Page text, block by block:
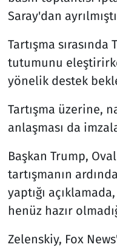
Saray'dan
Tartışma
tutumunu
yönelik destek
Tartışma üzerine,
anlaşması da
Başkan Trump,
tartışmanın
yaptığı
henüz hazır
Zelenskiy, Fox